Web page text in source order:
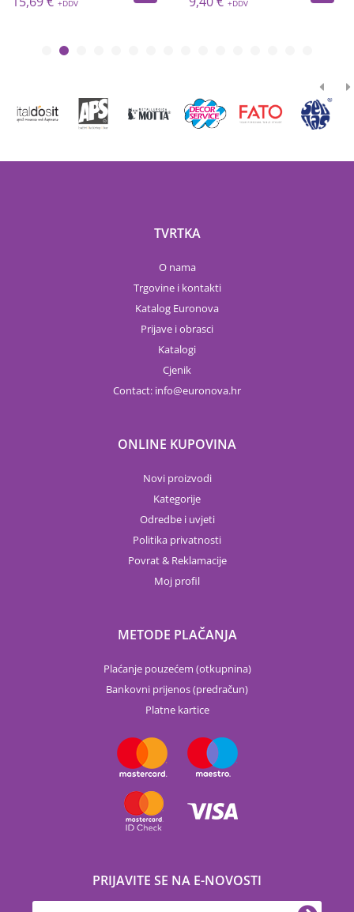
TVRTKA
O nama
Trgovine i kontakti
Katalog Euronova
Prijave i obrasci
Katalogi
Cjenik
Contact: info euronova.hr
ONLINE KUPOVINA
Novi proizvodi
Kategorije
Odredbe i uvjeti
Politika privatnosti
Povrat & Reklamacije
Moj profil
METODE PLAČANJA
Plaćanje pouzećem (otkupnina)
Bankovni prijenos (predračun)
Platne kartice
PRIJAVITE SE NA E-NOVOSTI